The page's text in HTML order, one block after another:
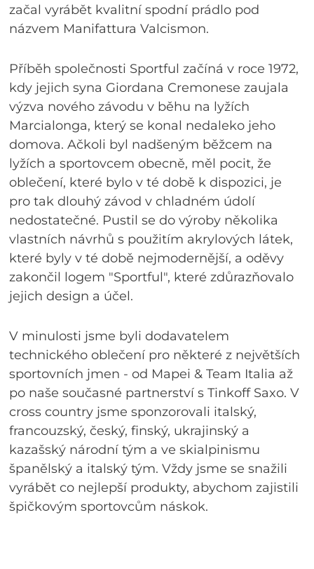
začal vyrábět kvalitní spodní prádlo pod
názvem Manifattura Valcismon.
Příběh společnosti Sportful začíná v roce 1972,
kdy jejich syna Giordana Cremonese zaujala
výzva nového závodu v běhu na lyžích
Marcialonga, který se konal nedaleko jeho
domova. Ačkoli byl nadšeným běžcem na
lyžích a sportovcem obecně, měl pocit, že
oblečení, které bylo v té době k dispozici, je
pro tak dlouhý závod v chladném údolí
nedostatečné. Pustil se do výroby několika
vlastních návrhů s použitím akrylových látek,
které byly v té době nejmodernější, a oděvy
zakončil logem "Sportful", které zdůrazňovalo
jejich design a účel.
V minulosti jsme byli dodavatelem
technického oblečení pro některé z největších
sportovních jmen - od Mapei & Team Italia až
po naše současné partnerství s Tinkoff Saxo. V
cross country jsme sponzorovali italský,
francouzský, český, finský, ukrajinský a
kazašský národní tým a ve skialpinismu
španělský a italský tým. Vždy jsme se snažili
vyrábět co nejlepší produkty, abychom zajistili
špičkovým sportovcům náskok.